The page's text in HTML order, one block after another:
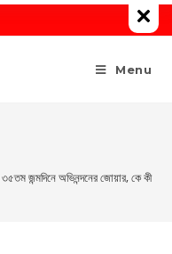
Menu
৩৫তম জন্মদিনে অভিনন্দনের জোয়ার, কে কী